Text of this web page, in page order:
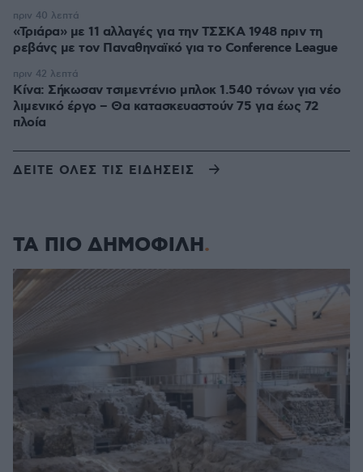
«Τριάρα» με 11 αλλαγές για την ΤΣΣΚΑ 1948 πριν τη
ρεβάνς με τον Παναθηναϊκό για το Conference League
πριν 40 λεπτά
Κίνα: Σήκωσαν τσιμεντένιο μπλοκ 1.540 τόνων για νέο
λιμενικό έργο – Θα κατασκευαστούν 75 για έως 72
πλοία
πριν 42 λεπτά
ΔΕΙΤΕ ΟΛΕΣ ΤΙΣ ΕΙΔΗΣΕΙΣ
ΤΑ ΠΙΟ ΔΗΜΟΦΙΛΗ